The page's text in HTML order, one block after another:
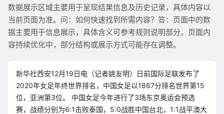
数据展示区域主要用于呈现结果信息及历史记录，具体内容以
当前页面为准。问：如何快速找到所需内容？答：页面中的数
据主要用于信息展示，具体含义可参考规则说明部分。页面内
容持续优化中，部分结构或展示方式可能存在调整。
新华社西安12月19日电（记者姚友明）日前国际足联发布了
2020年女足年终世界排名，中国女足以1867分排名世界第15
位，亚洲第3位。 中国女足今年进行了3场东京奥运会预选
赛，战绩分别为6:1击败泰国，5:0战胜中国台北，1:1战平澳大